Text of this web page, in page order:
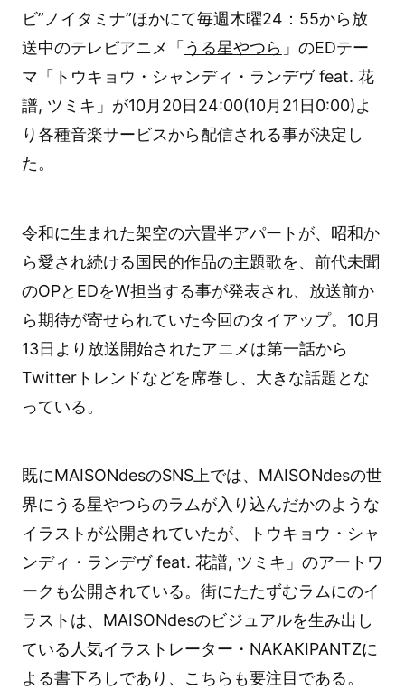
ビ”ノイタミナ”ほかにて毎週木曜24：55から放
送中のテレビアニメ「うる星やつら 」のEDテー
マ「トウキョウ・シャンディ・ランデヴ feat. 花
譜, ツミキ」が10月20日24:00(10月21日0:00)よ
り各種音楽サービスから配信される事が決定し
た。
令和に生まれた架空の六畳半アパートが、昭和か
ら愛され続ける国民的作品の主題歌を、前代未聞
のOPとEDをW担当する事が発表され、放送前か
ら期待が寄せられていた今回のタイアップ。10月
13日より放送開始されたアニメは第一話から
Twitterトレンドなどを席巻し、大きな話題とな
っている。
既にMAISONdesのSNS上では、MAISONdesの世
界にうる星やつらのラムが入り込んだかのような
イラストが公開されていたが、トウキョウ・シャ
ンディ・ランデヴ feat. 花譜, ツミキ」のアートワ
ークも公開されている。街にたたずむラムにのイ
ラストは、MAISONdesのビジュアルを生み出し
ている人気イラストレーター・NAKAKIPANTZに
よる書下ろしであり、こちらも要注目である。